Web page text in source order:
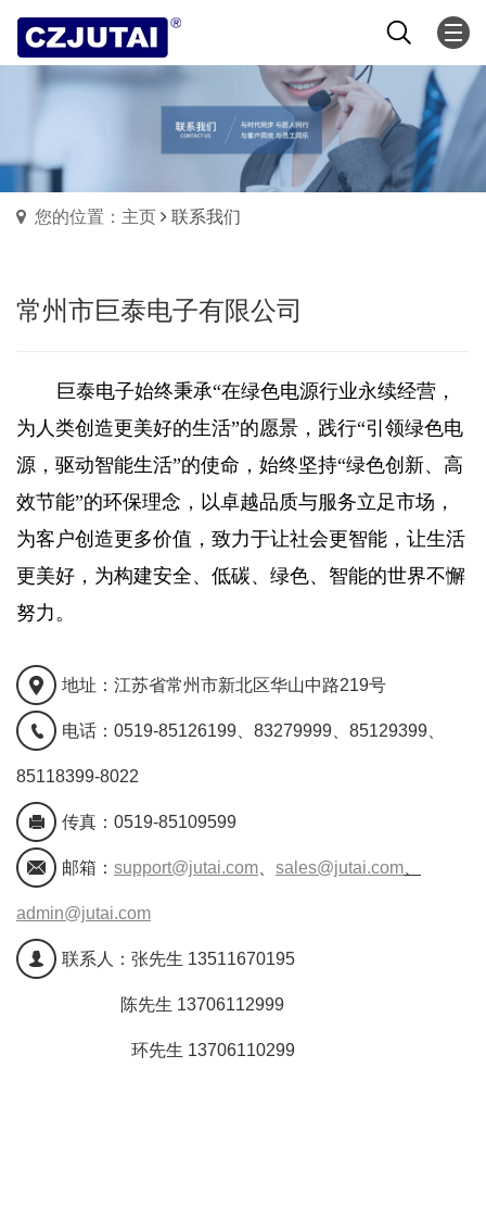
您的位置：主页 联系我们
常州市巨泰电子有限公司
巨泰电子始终秉承“在绿色电源行业永续经营，
为人类创造更美好的生活”的愿景，践行“引领绿色电
源，驱动智能生活”的使命，始终坚持“绿色创新、高
效节能”的环保理念，以卓越品质与服务立足市场，
为客户创造更多价值，致力于让社会更智能，让生活
更美好，为构建安全、低碳、绿色、智能的世界不懈
努力。
地址：江苏省常州市新北区华山中路219号
电话：0519-85126199、83279999、85129399、
85118399-8022
传真：0519-85109599
邮箱： support@jutai.com sales@jutai.com
admin@jutai.com
联系人： 张先生 13511670195
陈先生 13706112999
环先生 13706110299